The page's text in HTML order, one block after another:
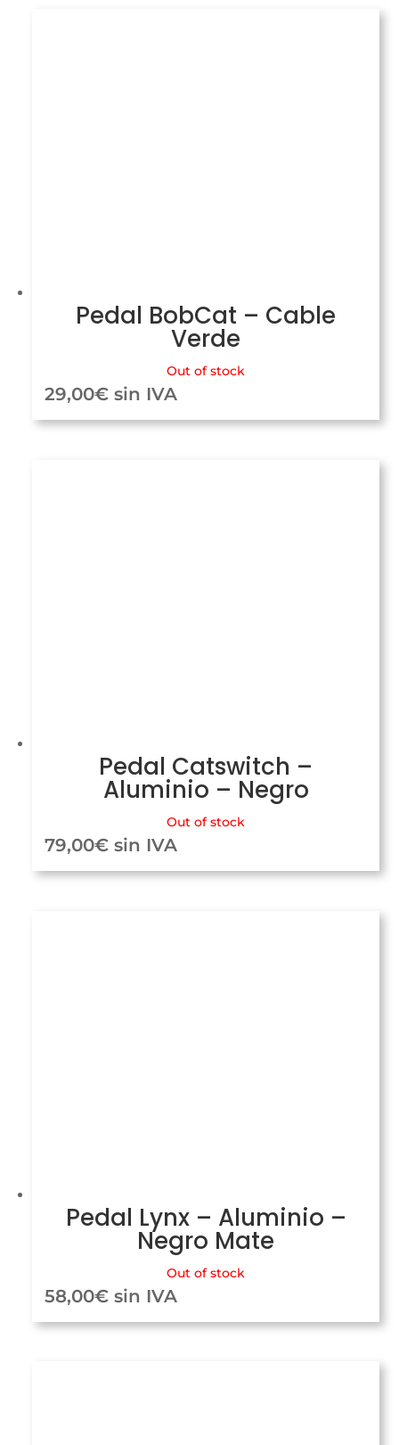
Pedal BobCat – Cable
Verde
Out of stock
29,00€ sin IVA
Pedal Catswitch –
Aluminio – Negro
Out of stock
79,00€ sin IVA
Pedal Lynx – Aluminio –
Negro Mate
Out of stock
58,00€ sin IVA